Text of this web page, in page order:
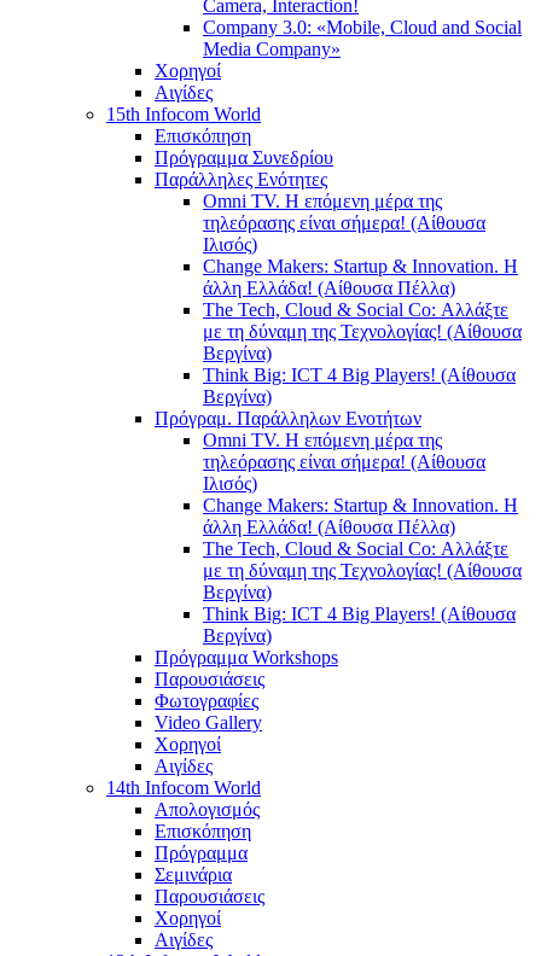
Camera, Interaction!
Company 3.0: «Mobile, Cloud and Social
Media Company»
Χορηγοί
Αιγίδες
15th Infocom World
Επισκόπηση
Πρόγραμμα Συνεδρίου
Παράλληλες Ενότητες
Omni TV. Η επόμενη μέρα της
τηλεόρασης είναι σήμερα! (Αίθουσα
Ιλισός)
Change Makers: Startup & Innovation. Η
άλλη Ελλάδα! (Αίθουσα Πέλλα)
The Tech, Cloud & Social Co: Αλλάξτε
με τη δύναμη της Τεχνολογίας! (Αίθουσα
Βεργίνα)
Think Big: ICT 4 Big Players! (Αίθουσα
Βεργίνα)
Πρόγραμ. Παράλληλων Ενοτήτων
Omni TV. Η επόμενη μέρα της
τηλεόρασης είναι σήμερα! (Αίθουσα
Ιλισός)
Change Makers: Startup & Innovation. Η
άλλη Ελλάδα! (Αίθουσα Πέλλα)
The Tech, Cloud & Social Co: Αλλάξτε
με τη δύναμη της Τεχνολογίας! (Αίθουσα
Βεργίνα)
Think Big: ICT 4 Big Players! (Αίθουσα
Βεργίνα)
Πρόγραμμα Workshops
Παρουσιάσεις
Φωτογραφίες
Video Gallery
Χορηγοί
Αιγίδες
14th Infocom World
Απολογισμός
Επισκόπηση
Πρόγραμμα
Σεμινάρια
Παρουσιάσεις
Χορηγοί
Αιγίδες